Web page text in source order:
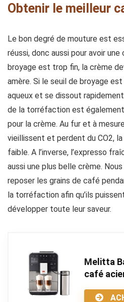
Obtenir le meilleur
Le bon degré de mouture est
réussi, donc aussi pour avoir
broyage est trop fin, la crème
amère. Si le seuil de broyage
aqueux et se dissout
de la torréfaction est
pour la crème. Au fur et à
vieillissent et perdent du CO2,
faible. A l’inverse, l’expresso
aussi une plus belle crème.
reposer les grains de café
la torréfaction afin qu’ils
développer toute leur saveur.
Melitta
café